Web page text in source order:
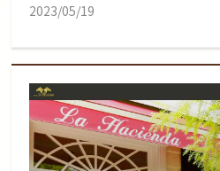
2023/05/19